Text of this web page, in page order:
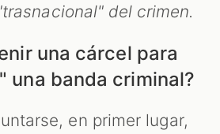
del crimen.
una cárcel para
una banda criminal?
en primer lugar,